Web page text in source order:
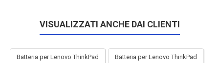
VISUALIZZATI ANCHE DAI CLIENTI
Batteria per Lenovo ThinkPad
Batteria per Lenovo ThinkPad